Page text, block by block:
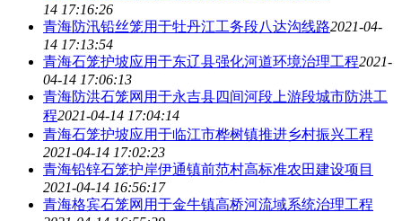
14 17:16:26
青海防汛铅丝笼用于牡丹江工务段八达沟线路2021-04-
14 17:13:54
青海石笼护坡应用于东辽县强化河道环境治理工程2021-
04-14 17:06:13
青海防洪石笼网用于永吉县四间河段上游段城市防洪工
程2021-04-14 17:04:14
青海石笼护坡应用于临江市桦树镇推进乡村振兴工程
2021-04-14 17:02:23
青海铅锌石笼护岸伊通镇前范村高标准农田建设项目
2021-04-14 16:56:17
青海格宾石笼网用于金牛镇高桥河流域系统治理工程